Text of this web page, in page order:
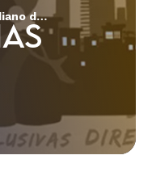
Cotidiano de violência em que estão inseridas as mulheres negras no Brasil foi tema de debate promovido pela CESE e SOS Corpo